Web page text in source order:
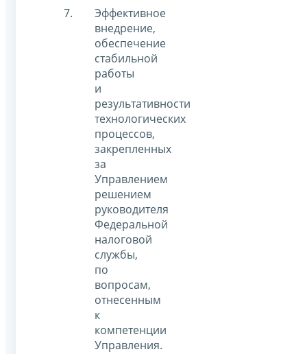
Эффективное
внедрение,
обеспечение
стабильной
работы
и
результативности
технологических
процессов,
закрепленных
за
Управлением
решением
руководителя
Федеральной
налоговой
службы,
по
вопросам,
отнесенным
к
компетенции
Управления.